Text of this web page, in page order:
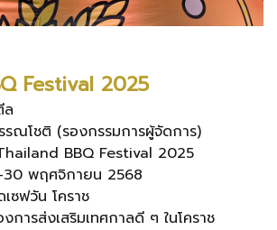
Festival 2025
ล
ณโชติ (รองกรรมการผู้จัดการ)
BBQ Festival 2025
พฤศจิกายน 2568
ซฟวัน โคราช
การส่งเสริมเทศกาลดี ๆ ในโคราช